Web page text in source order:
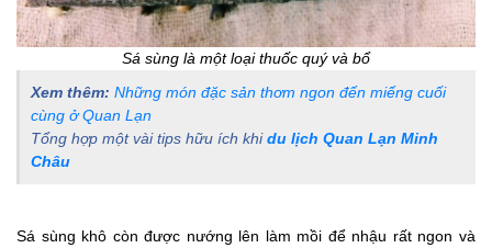
Sá sùng là một loại thuốc quý và bổ
Xem thêm: Những món đặc sản thơm ngon đến miếng cuối
cùng ở Quan Lạn
Tổng hợp một vài tips hữu ích khidu lịch Quan Lạn Minh
Châu
Sá sùng khô còn được nướng lên làm mồi để nhậu rất ngon và